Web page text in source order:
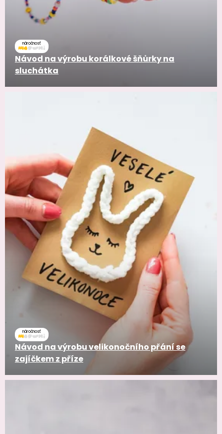
náročnosť
Návod na výrobu korálkové šňůrky na
sluchátka
náročnosť
Návod na výrobu velikonočního přání se
zajíčkem z příze